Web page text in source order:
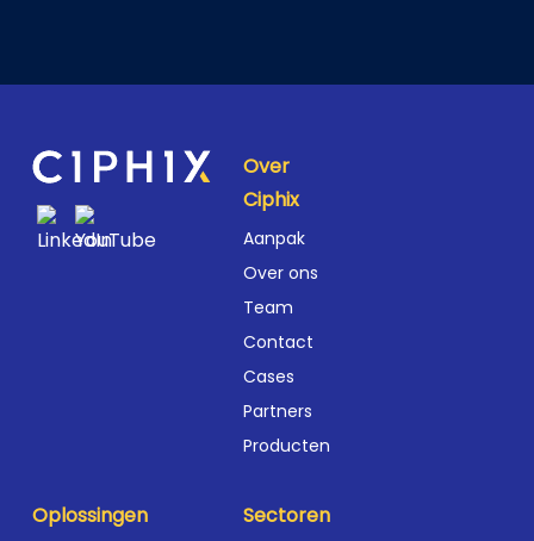
Over
Ciphix
Aanpak
Over ons
Team
Contact
Cases
Partners
Producten
Oplossingen Sectoren